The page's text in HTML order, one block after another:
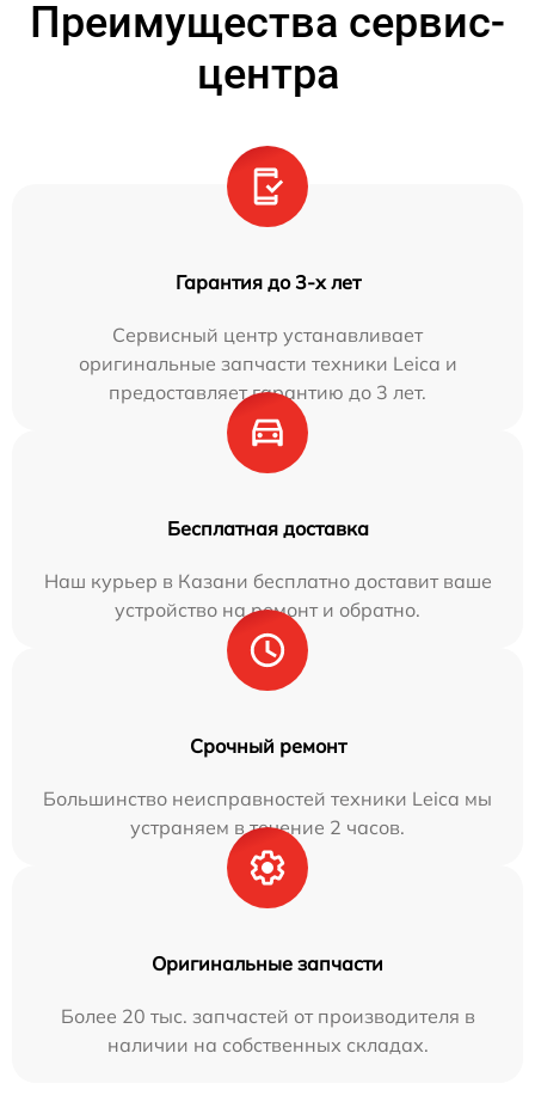
Преимущества сервис-
центра
Гарантия до 3-х лет
Сервисный центр устанавливает
оригинальные запчасти техники Leica и
предоставляет гарантию до 3 лет.
Бесплатная доставка
Наш курьер в Казани бесплатно доставит ваше
устройство на ремонт и обратно.
Срочный ремонт
Большинство неисправностей техники Leica мы
устраняем в течение 2 часов.
Оригинальные запчасти
Более 20 тыс. запчастей от производителя в
наличии на собственных складах.